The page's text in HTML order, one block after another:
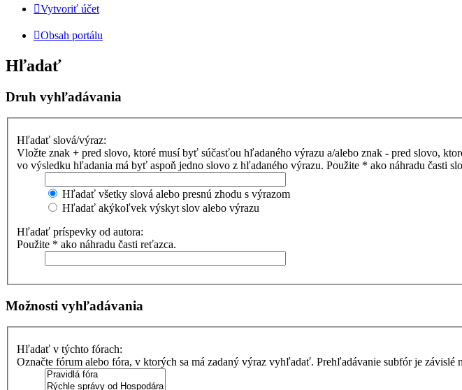
Vytvoriť účet
Obsah portálu
Hľadať
Druh vyhľadávania
Hľadať slová/výraz:
Vložte znak + pred slovo, ktoré musí byť súčasťou hľadaného výrazu a/alebo znak - pred slovo,
vo výsledku hľadania má byť aspoň jedno slovo z hľadaného výrazu. Použite * ako náhradu časti
Hľadať všetky slová alebo presnú zhodu s výrazom
Hľadať akýkoľvek výskyt slov alebo výrazu
Hľadať príspevky od autora:
Použite * ako náhradu časti reťazca.
Možnosti vyhľadávania
Hľadať v týchto fórach:
Označte fórum alebo fóra, v ktorých sa má zadaný výraz vyhľadať. Prehľadávanie subfór je závislé